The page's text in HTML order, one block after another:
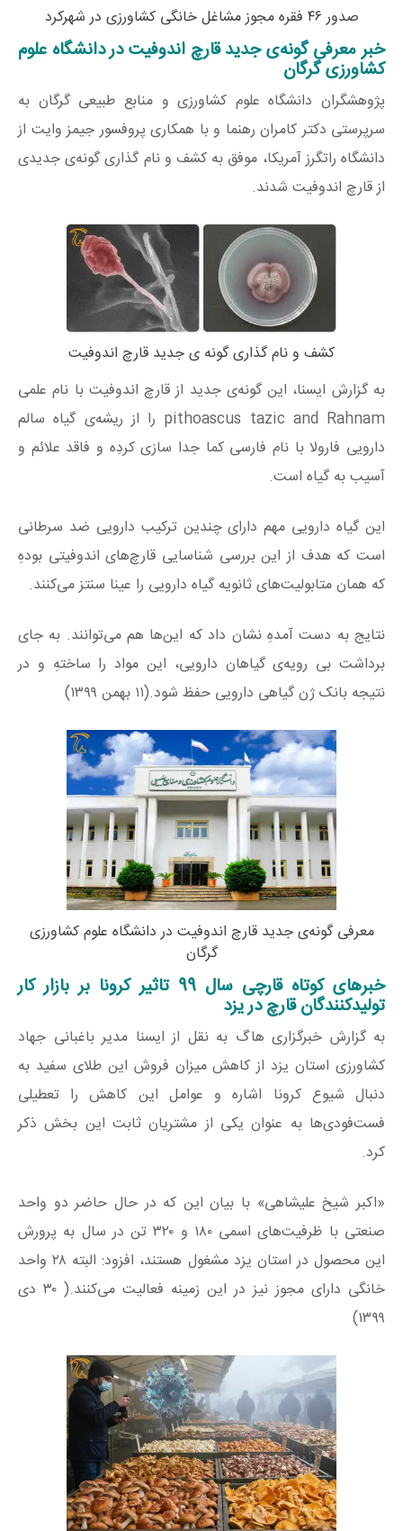
صدور ۴۶ فقره مجوز مشاغل خانگی کشاورزی در شهرکرد
خبر معرفی گونه‌ی جدید قارچ اندوفیت در دانشگاه علوم
کشاورزی گرگان
پژوهشگران دانشگاه علوم کشاورزی و منابع طبیعی گرگان به
سرپرستی دکتر کامران رهنما و با همکاری پروفسور جیمز وایت از
دانشگاه راتگرز آمریکا، موفق به کشف و نام گذاری گونه‌ی جدیدی
از قارچ اندوفیت شدند.
کشف و نام گذاری گونه ی جدید قارچ اندوفیت
به گزارش ایسنا، این گونه‌ی جدید از قارچ اندوفیت با نام علمی
pithoascus tazic and Rahnam را از ریشه‌ی گیاه سالم
دارویی فارولا با نام فارسی کما جدا سازی کردِه و فاقد علائم و
آسیب به گیاه است.
این گیاه دارویی مهم دارای چندین ترکیب دارویی ضد سرطانی
است که هدف از این بررسی شناسایی قارچ‌های اندوفیتی بودهِ
که همان متابولیت‌های ثانویه گیاه دارویی را عینا سنتز می‌کنند.
نتایج به دست آمدهِ نشان داد که این‌ها هم می‌توانند. به جای
برداشت بی رویه‌ی گیاهان دارویی، این مواد را ساختهِ و در
نتیجه بانک ژن گیاهی دارویی حفظ شود.(۱۱ بهمن ۱۳۹۹)
معرفی گونه‌ی جدید قارچ اندوفیت در دانشگاه علوم کشاورزی
گرگان
خبرهای کوتاه قارچی سال 99 تاثیر کرونا بر بازار کار
تولیدکنندگان قارچ در یزد
به گزارش خبرگزاری هاگ به نقل از ایسنا مدیر باغبانی جهاد
کشاورزی استان یزد از کاهش میزان فروش این طلای سفید به
دنبال شیوع کرونا اشاره و عوامل این کاهش را تعطیلی
فست‌فودی‌ها به عنوان یکی از مشتریان ثابت این بخش ذکر
کرد.
«اکبر شیخ علیشاهی» با بیان این که در حال حاضر دو واحد
صنعتی با ظرفیت‌های اسمی ۱۸۰ و ۳۲۰ تن در سال به پرورش
این محصول در استان یزد مشغول هستند، افزود: البته ۲۸ واحد
خانگی دارای مجوز نیز در این زمینه فعالیت می‌کنند.( ۳۰ دی
۱۳۹۹)